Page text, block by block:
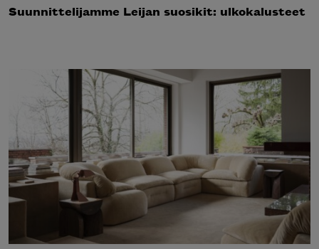
Suunnittelijamme Leijan suosikit: ulkokalusteet